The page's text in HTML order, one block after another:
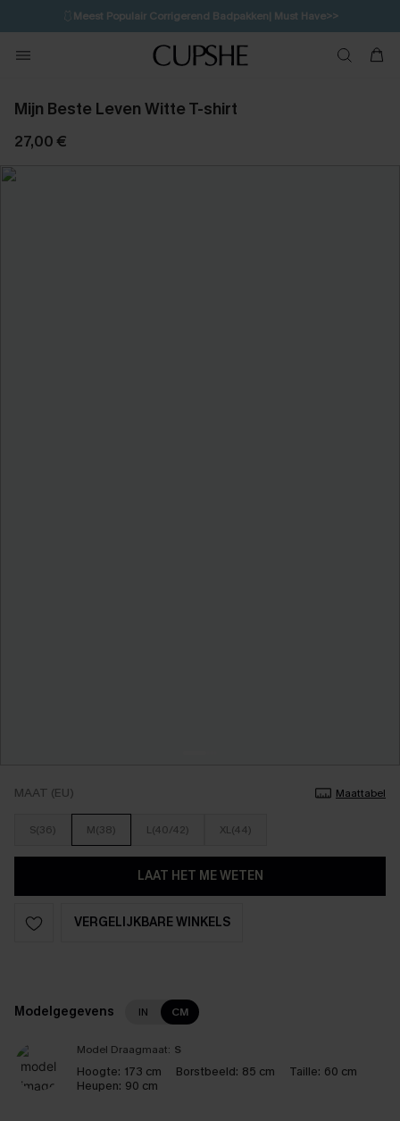
🩱Meest Populair Corrigerend Badpakken| Must Have>>
💌Abonneer je & ontvang tot 15% korting>>
Koop 3, krijg 15% korting | CODE: SW15 1D:11H:39M:36S
Mijn Beste Leven Witte T-shirt
27,00 €
MAAT (EU) Maattabel
S(36) M(38) L(40/42) XL(44)
LAAT HET ME WETEN
VERGELIJKBARE WINKELS
Modelgegevens IN CM
Model Draagmaat: S
Hoogte: 173 cm Borstbeeld: 85 cm Taille: 60 cm
Heupen: 90 cm